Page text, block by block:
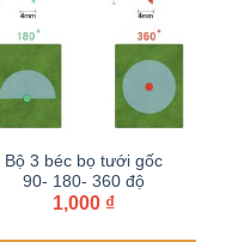
Bộ 3 béc bọ tưới gốc
90- 180- 360 độ
1,000 ₫